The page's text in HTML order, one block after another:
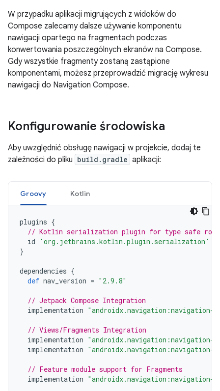
W przypadku aplikacji migrujących z widoków do
Compose zalecamy dalsze używanie komponentu
nawigacji opartego na fragmentach podczas
konwertowania poszczególnych ekranów na Compose.
Gdy wszystkie fragmenty zostaną zastąpione
komponentami, możesz przeprowadzić migrację wykresu
nawigacji do Navigation Compose.
Konfigurowanie środowiska
Aby uwzględnić obsługę nawigacji w projekcie, dodaj te
zależności do pliku build.gradle aplikacji:
Groovy Kotlin
plugins {
// Kotlin serialization plugin for type safe
id
'org.jetbrains.kotlin.plugin.serialization'
}
dependencies {
def nav_version = "2.9.8"
// Jetpack Compose Integration
implementation "androidx.navigation:navigation-
// Views/Fragments Integration
implementation "androidx.navigation:navigation-
implementation "androidx.navigation:navigation-
// Feature module support for Fragments
implementation "androidx.navigation:navigation-